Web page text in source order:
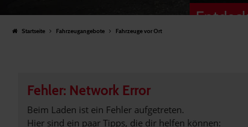
Startseite Fahrzeugangebote Fahrzeuge vor Ort
Fehler: Network Error
Beim Laden ist ein Fehler aufgetreten.
Hier sind ein paar Tipps, die dir helfen können: